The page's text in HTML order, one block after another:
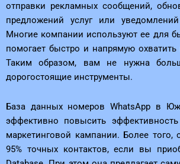
отправки рекламных сообщений,
предложений услуг или
Многие компании используют ее для
помогает быстро и напрямую
Таким образом, вам не нужна
дорогостоящие инструменты.
База данных номеров WhatsApp в
эффективно повысить
маркетинговой кампании. Более того,
95% точных контактов, если вы